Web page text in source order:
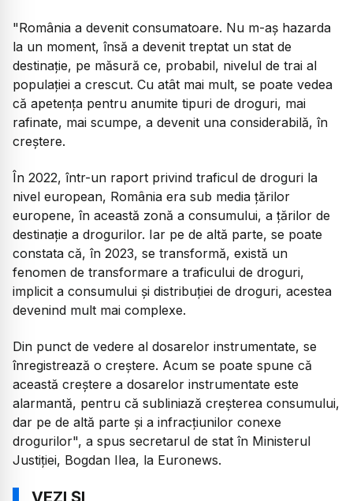
"România a devenit consumatoare. Nu m-aș hazarda
la un moment, însă a devenit treptat un stat de
destinație, pe măsură ce, probabil, nivelul de trai al
populației a crescut. Cu atât mai mult, se poate vedea
că apetența pentru anumite tipuri de droguri, mai
rafinate, mai scumpe, a devenit una considerabilă, în
creștere.
În 2022, într-un raport privind traficul de droguri la
nivel european, România era sub media țărilor
europene, în această zonă a consumului, a țărilor de
destinație a drogurilor. Iar pe de altă parte, se poate
constata că, în 2023, se transformă, există un
fenomen de transformare a traficului de droguri,
implicit a consumului și distribuției de droguri, acestea
devenind mult mai complexe.
Din punct de vedere al dosarelor instrumentate, se
înregistrează o creștere. Acum se poate spune că
această creștere a dosarelor instrumentate este
alarmantă, pentru că subliniază creșterea consumului,
dar pe de altă parte și a infracțiunilor conexe
drogurilor", a spus secretarul de stat în Ministerul
Justiției, Bogdan Ilea, la Euronews.